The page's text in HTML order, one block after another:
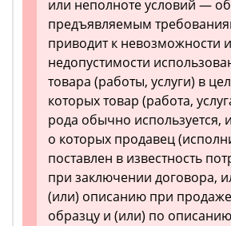
или неполноте условий —
предъявляемым
приводит к невозможности
недопустимости
товара (работы, услуги) в
которых товар (работа,
рода обычно используется,
о которых продавец
поставлен в известность
при заключении договора,
(или) описанию при
образцу и (или) по